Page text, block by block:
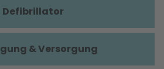
Defibrillator
& Versorgung